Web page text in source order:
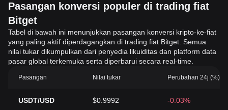
Pasangan konversi populer di trading fiat
Bitget
Tabel di bawah ini menunjukkan pasangan konversi kripto-ke-fiat
yang paling aktif diperdagangkan di trading fiat Bitget. Semua
nilai tukar dikumpulkan dari penyedia likuiditas dan platform data
pasar global terkemuka serta diperbarui secara real-time.
Pasangan Nilai tukar Perubahan 24j (%)
USDT/USD $0.9992 -0.03%